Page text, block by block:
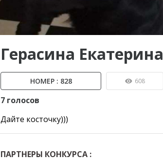
Герасина Екатерина
НОМЕР : 828 608
7 голосов
Дайте косточку)))
ПАРТНЕРЫ КОНКУРСА :